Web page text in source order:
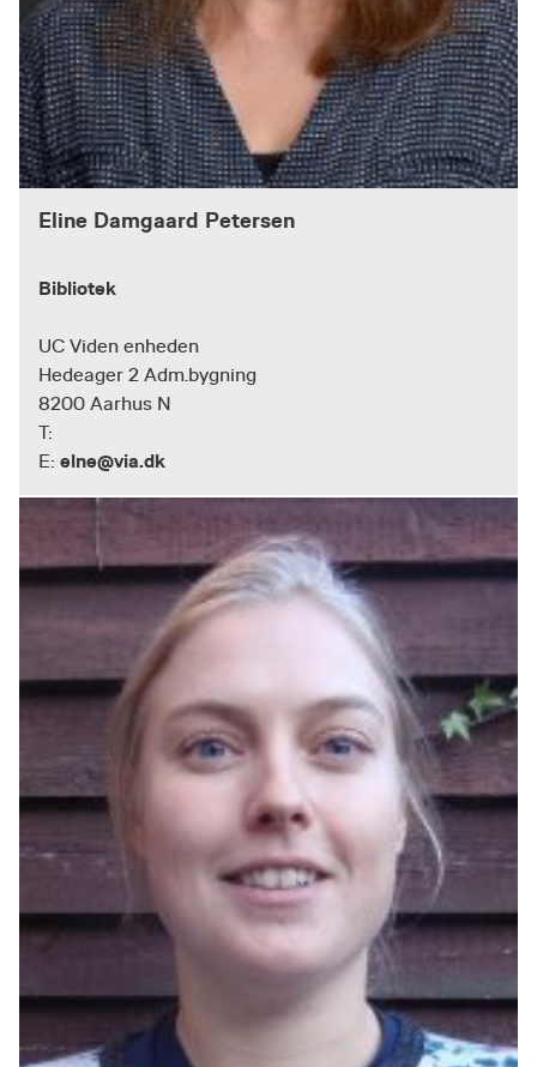
Eline Damgaard Petersen
Bibliotek
UC Viden enheden
Hedeager 2 Adm.bygning
8200 Aarhus N
T:
E: elne@via.dk